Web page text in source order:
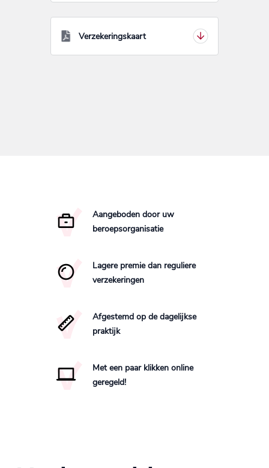
Verzekeringskaart
Aangeboden door uw
beroepsorganisatie
Lagere premie dan reguliere
verzekeringen
Afgestemd op de dagelijkse
praktijk
Met een paar klikken online
geregeld!